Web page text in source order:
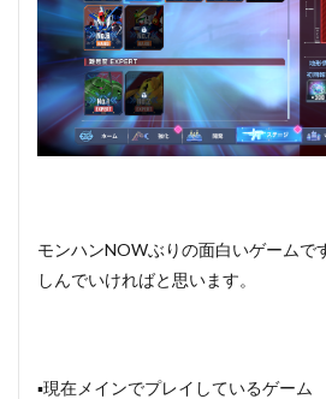
モンハンNOWぶりの面白いゲームで
しんでいければと思います。
▪️現在メインでプレイしているゲーム